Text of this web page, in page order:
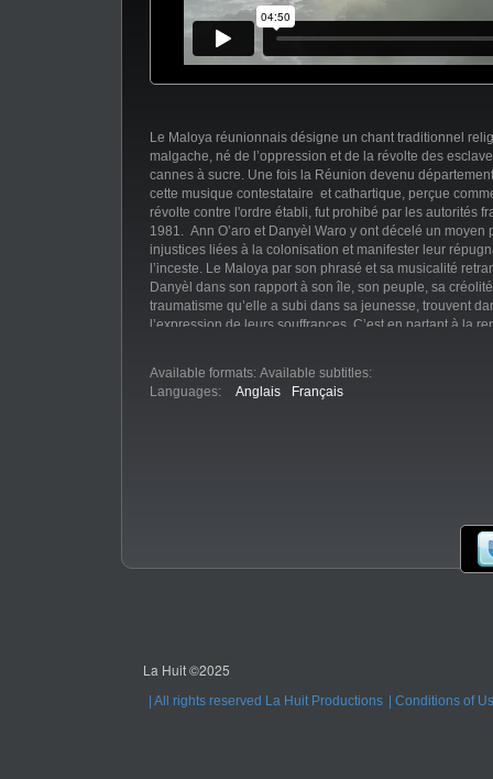
Le Maloya réunionnais désigne un chant traditionnel
malgache, né de l’oppression et de la révolte des
cannes à sucre. Une fois la Réunion devenu
cette musique contestataire et cathartique, perçue
révolte contre l'ordre établi, fut prohibé par les autorités
1981. Ann O’aro et Danyèl Waro y ont décelé un moyen
injustices liées à la colonisation et manifester leur
l’inceste. Le Maloya par son phrasé et sa musicalité
Danyèl dans son rapport à son île, son peuple, sa
traumatisme qu’elle a subi dans sa jeunesse, trouvent
l’expression de leurs souffrances. C’est en partant à la
Available formats: Available subtitles:
Languages:
Anglais Français
La Huit ©2025
All rights reserved La Huit Productions Conditions of